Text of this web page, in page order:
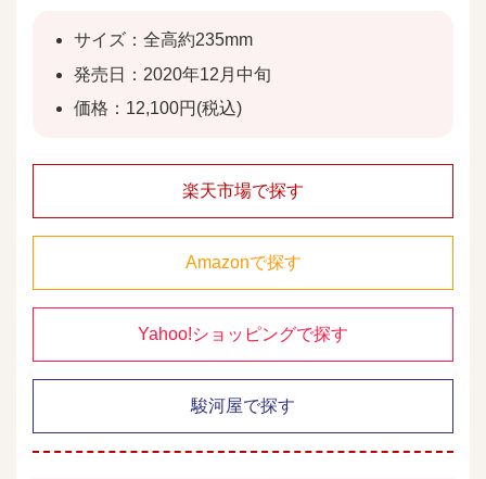
サイズ：全高約235mm
発売日：2020年12月中旬
価格：12,100円(税込)
楽天市場で探す
Amazonで探す
Yahoo!ショッピングで探す
駿河屋で探す